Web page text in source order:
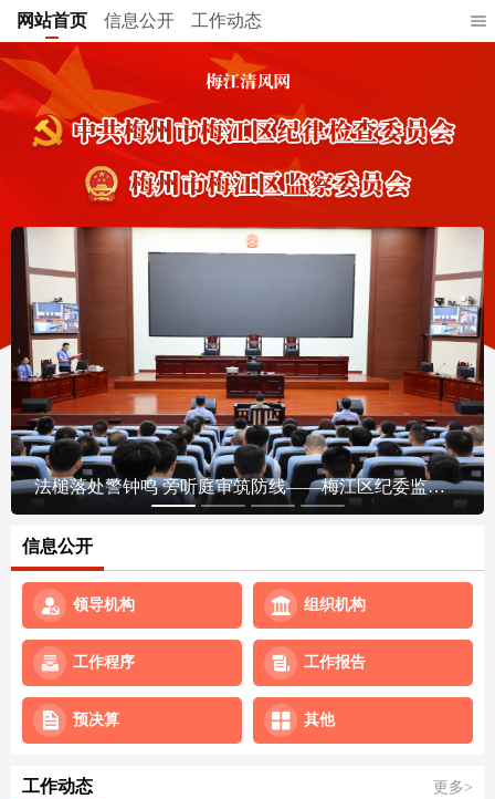
网站首页 信息公开 工作动态
法槌落处警钟鸣 旁听庭审筑防线——梅江区纪委监委举办“庭审+廉政警示教育课堂”
信息公开
领导机构 组织机构
工作程序 工作报告
预决算 其他
工作动态 更多>